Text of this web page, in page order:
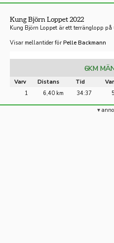
Kung Björn Loppet 2022
Kung Björn Loppet är ett terränglopp på
Visar mellantider för Pelle Backmann
6KM
Varv Distans Tid
1
6,40 km 34:37